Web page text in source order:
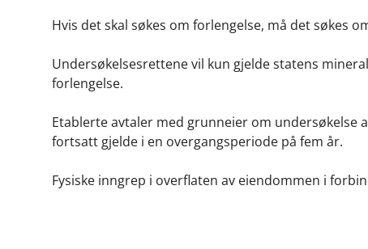
Hvis det skal søkes om forlengelse, må det søkes
Undersøkelsesrettene vil kun gjelde statens
forlengelse.
Etablerte avtaler med grunneier om
fortsatt gjelde i en overgangsperiode på fem år.
Fysiske inngrep i overflaten av eiendommen i